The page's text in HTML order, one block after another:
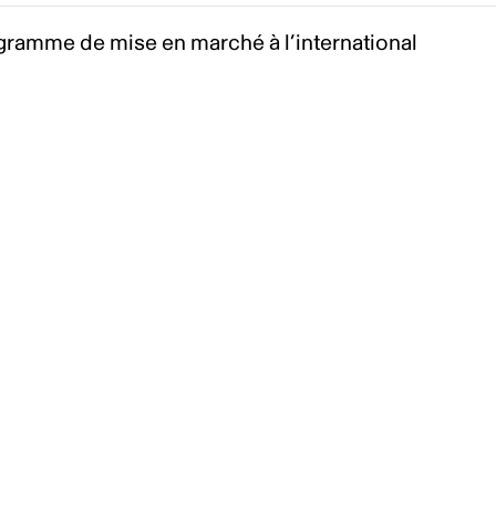
de mise en marché à l’international